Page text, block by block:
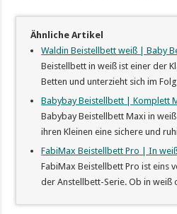
Ähnliche Artikel
Waldin Beistellbett weiß | Baby
Beistellbett in weiß ist einer der
Betten und unterzieht sich im
Babybay Beistellbett | Komplett
Babybay Beistellbett Maxi in
ihren Kleinen eine sichere und
FabiMax Beistellbett Pro | In
FabiMax Beistellbett Pro ist eins
der Anstellbett-Serie. Ob in weiß